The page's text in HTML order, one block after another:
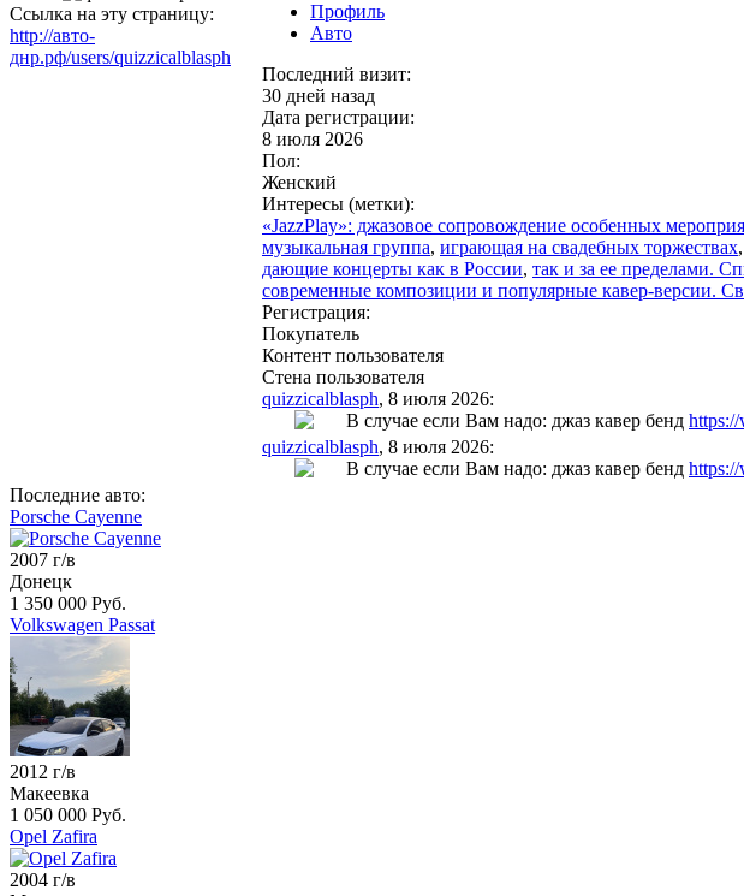
Ссылка на эту страницу:
http://авто-
днр.рф/users/quizzicalblasph
Профиль
Авто
Последний визит:
30 дней назад
Дата регистрации:
8 июля 2026
Пол:
Женский
Интересы (метки):
«JazzPlay»: джазовое сопровождение особенных
музыкальная группа, играющая на свадебных торжествах,
дающие концерты как в России, так и за ее пределами.
современные композиции и популярные кавер-версии.
Регистрация:
Покупатель
Контент пользователя
Стена пользователя
quizzicalblasph, 8 июля 2026:
В случае если Вам надо: джаз кавер бенд
quizzicalblasph, 8 июля 2026:
В случае если Вам надо: джаз кавер бенд
Последние авто:
Porsche Cayenne
2007 г/в
Донецк
1 350 000 Руб.
Volkswagen Passat
2012 г/в
Макеевка
1 050 000 Руб.
Opel Zafira
2004 г/в